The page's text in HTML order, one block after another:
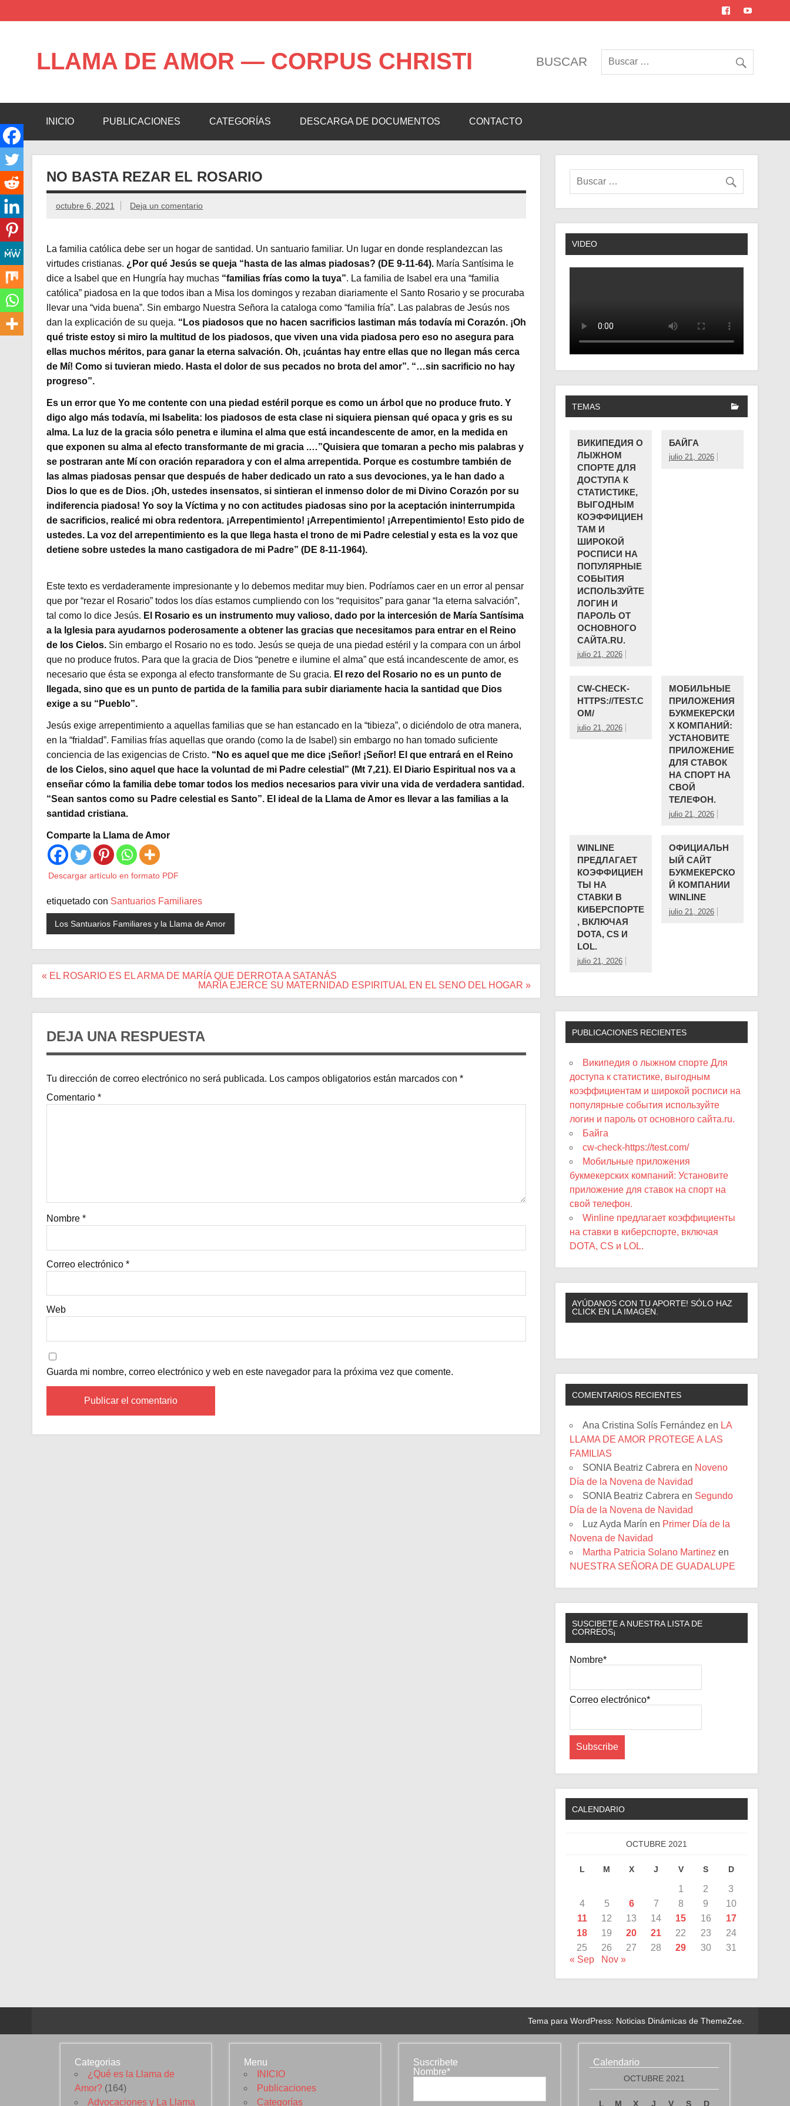
contenido
LLAMA DE AMOR — CORPUS CHRISTI BUSCAR
INICIO PUBLICACIONES CATEGORÍAS DESCARGA DE DOCUMENTOS CONTACTO
NO BASTA REZAR EL ROSARIO
octubre 6, 2021 Deja un comentario
La familia católica debe ser un hogar de santidad. Un santuario familiar. Un lugar en donde resplandezcan las
virtudes cristianas. ¿Por qué Jesús se queja “hasta de las almas piadosas? (DE 9-11-64). María Santísima le
dice a Isabel que en Hungría hay muchas“familias frías como la tuya”. La familia de Isabel era una “familia
católica” piadosa en la que todos iban a Misa los domingos y rezaban diariamente el Santo Rosario y se procuraba
llevar una “vida buena”. Sin embargo Nuestra Señora la cataloga como “familia fría”. Las palabras de Jesús nos
dan la explicación de su queja. “Los piadosos que no hacen sacrificios lastiman más todavía mi Corazón. ¡Oh
qué triste estoy si miro la multitud de los piadosos, que viven una vida piadosa pero eso no asegura para
ellas muchos méritos, para ganar la eterna salvación. Oh, ¡cuántas hay entre ellas que no llegan más cerca
de Mí! Como si tuvieran miedo. Hasta el dolor de sus pecados no brota del amor”. “…sin sacrificio no hay
progreso”.
Es un error que Yo me contente con una piedad estéril porque es como un árbol que no produce fruto. Y
digo algo más todavía, mi Isabelita: los piadosos de esta clase ni siquiera piensan qué opaca y gris es su
alma. La luz de la gracia sólo penetra e ilumina el alma que está incandescente de amor, en la medida en
que exponen su alma al efecto transformante de mi gracia .…”Quisiera que tomaran a pecho mis palabras y
se postraran ante Mí con oración reparadora y con el alma arrepentida. Porque es costumbre también de
las almas piadosas pensar que después de haber dedicado un rato a sus devociones, ya le han dado a
Dios lo que es de Dios. ¡Oh, ustedes insensatos, si sintieran el inmenso dolor de mi Divino Corazón por su
indiferencia piadosa! Yo soy la Víctima y no con actitudes piadosas sino por la aceptación ininterrumpida
de sacrificios, realicé mi obra redentora. ¡Arrepentimiento! ¡Arrepentimiento! ¡Arrepentimiento! Esto pido de
ustedes. La voz del arrepentimiento es la que llega hasta el trono de mi Padre celestial y esta es la voz que
detiene sobre ustedes la mano castigadora de mi Padre” (DE 8-11-1964).
Este texto es verdaderamente impresionante y lo debemos meditar muy bien. Podríamos caer en un error al pensar
que por “rezar el Rosario” todos los días estamos cumpliendo con los “requisitos” para ganar “la eterna salvación”,
tal como lo dice Jesús. El Rosario es un instrumento muy valioso, dado por la intercesión de María Santísima
a la Iglesia para ayudarnos poderosamente a obtener las gracias que necesitamos para entrar en el Reino
de los Cielos.Sin embargo el Rosario no es todo. Jesús se queja de una piedad estéril y la compara con un árbol
que no produce frutos. Para que la gracia de Dios “penetre e ilumine el alma” que está incandescente de amor, es
necesario que ésta se exponga al efecto transformante de Su gracia. El rezo del Rosario no es un punto de
llegada, sino que es un punto de partida de la familia para subir diariamente hacia la santidad que Dios
exige a su “Pueblo”.
Jesús exige arrepentimiento a aquellas familias que se han estancado en la “tibieza”, o diciéndolo de otra manera,
en la “frialdad”. Familias frías aquellas que orando (como la de Isabel) sin embargo no han tomado suficiente
conciencia de las exigencias de Cristo. “No es aquel que me dice ¡Señor! ¡Señor! El que entrará en el Reino
de los Cielos, sino aquel que hace la voluntad de mi Padre celestial” (Mt 7,21). El Diario Espiritual nos va a
enseñar cómo la familia debe tomar todos los medios necesarios para vivir una vida de verdadera santidad.
“Sean santos como su Padre celestial es Santo”. El ideal de la Llama de Amor es llevar a las familias a la
santidad cristiana.
Comparte la Llama de Amor
Descargar artículo en formato PDF
etiquetado con Santuarios Familiares
Los Santuarios Familiares y la Llama de Amor
Navegación
« EL ROSARIO ES EL ARMA DE MARÍA QUE DERROTA A SATANÁS
MARÍA EJERCE SU MATERNIDAD ESPIRITUAL EN EL SENO DEL HOGAR »
DEJA UNA RESPUESTA
Tu dirección de correo electrónico no será publicada. Los campos obligatorios están marcados con *
Comentario *
Nombre *
Correo electrónico *
Web
Guarda mi nombre, correo electrónico y web en este navegador para la próxima vez que comente.
VIDEO
TEMAS
ВИКИПЕДИЯ О
ЛЫЖНОМ
СПОРТЕ ДЛЯ
ДОСТУПА К
СТАТИСТИКЕ,
ВЫГОДНЫМ
КОЭФФИЦИЕН
ТАМ И
ШИРОКОЙ
РОСПИСИ НА
ПОПУЛЯРНЫЕ
СОБЫТИЯ
ИСПОЛЬЗУЙТЕ
ЛОГИН И
ПАРОЛЬ ОТ
ОСНОВНОГО
САЙТА.RU.
julio 21, 2026
БАЙГА
julio 21, 2026
CW-CHECK-
HTTPS://TEST.C
OM/
julio 21, 2026
МОБИЛЬНЫЕ
ПРИЛОЖЕНИЯ
БУКМЕКЕРСКИ
Х КОМПАНИЙ:
УСТАНОВИТЕ
ПРИЛОЖЕНИЕ
ДЛЯ СТАВОК
НА СПОРТ НА
СВОЙ
ТЕЛЕФОН.
julio 21, 2026
WINLINE
ПРЕДЛАГАЕТ
КОЭФФИЦИЕН
ТЫ НА
СТАВКИ В
КИБЕРСПОРТЕ
, ВКЛЮЧАЯ
DOTA, CS И
LOL.
julio 21, 2026
ОФИЦИАЛЬН
ЫЙ САЙТ
БУКМЕКЕРСКО
Й КОМПАНИИ ️
WINLINE
julio 21, 2026
PUBLICACIONES RECIENTES
Википедия о лыжном спорте Для
доступа к статистике, выгодным
коэффициентам и широкой росписи на
популярные события используйте
логин и пароль от основного сайта.ru.
Байга
cw-check-https://test.com/
Мобильные приложения
букмекерских компаний: Установите
приложение для ставок на спорт на
свой телефон.
Winline предлагает коэффициенты
на ставки в киберспорте, включая
DOTA, CS и LOL.
AYÚDANOS CON TU APORTE! SÓLO HAZ
CLICK EN LA IMAGEN.
COMENTARIOS RECIENTES
Ana Cristina Solís Fernández en LA
LLAMA DE AMOR PROTEGE A LAS
FAMILIAS
SONIA Beatriz Cabrera en Noveno
Día de la Novena de Navidad
SONIA Beatriz Cabrera en Segundo
Día de la Novena de Navidad
Luz Ayda Marín en Primer Día de la
Novena de Navidad
Martha Patricia Solano Martinez en
NUESTRA SEÑORA DE GUADALUPE
SUSCIBETE A NUESTRA LISTA DE
CORREOS¡
Nombre*
Correo electrónico*
CALENDARIO
OCTUBRE 2021
L M X J V S D
1 2
3
4
5 6 7 8 9
10
11
12 13 14 15 16
17
18
19 20 21 22 23
24
25
26 27 28 29 30
31
« Sep
Nov »
Tema para WordPress: Noticias Dinámicas de ThemeZee.
Categorias
¿Qué es la Llama de
Amor? (164)
Advocaciones y La Llama
Menu
INICIO
Publicaciones
Categorías
Suscribete
Nombre*
Calendario
OCTUBRE 2021
L M X J V S D